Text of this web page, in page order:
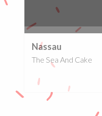
0%
Nassau
The Sea And Cake